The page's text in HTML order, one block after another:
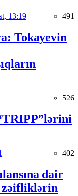
13:19 491
Tokayevin
526
402
dair
zəifliklərin